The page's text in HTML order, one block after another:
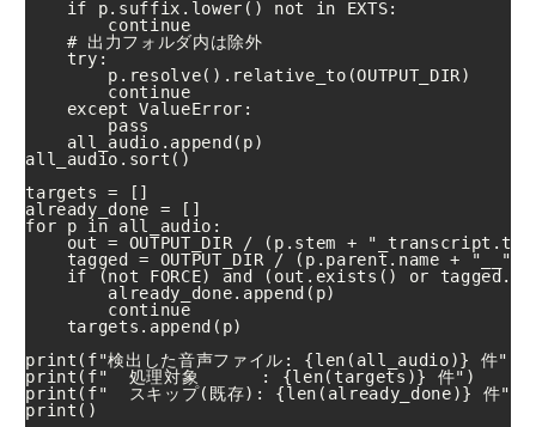
    if p.suffix.lower() not in EXTS:
        continue
    # 出力フォルダ内は除外
    try:
        p.resolve().relative_to(OUTPUT_DIR)
        continue
    except ValueError:
        pass
    all_audio.append(p)
all_audio.sort()
targets = []
already_done = []
for p in all_audio:
out = OUTPUT_DIR / (p.stem +
tagged = OUTPUT_DIR / (p.parent.name + "__"
if (not FORCE) and (out.exists() or
        already_done.append(p)
        continue
    targets.append(p)
print(f"検出した音声ファイル: {len(all_audio)} 件")
print(f"  処理対象      : {len(targets)} 件")
print(f"  スキップ(既存): {len(already_done)} 件")
print()